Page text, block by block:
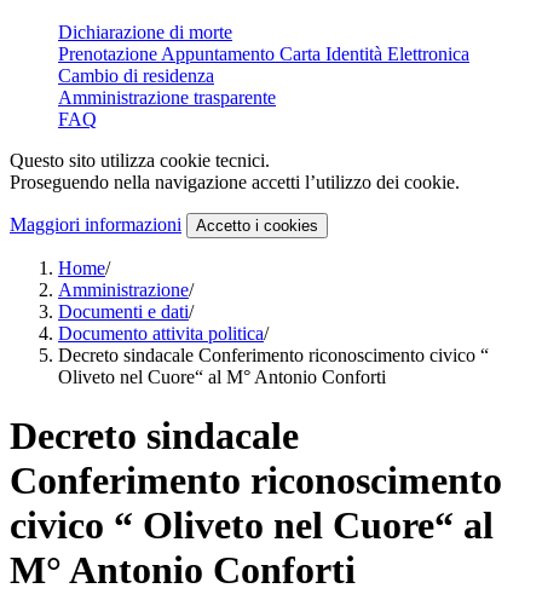
Dichiarazione di morte
Prenotazione Appuntamento Carta Identità Elettronica
Cambio di residenza
Amministrazione trasparente
FAQ
Questo sito utilizza cookie tecnici.
Proseguendo nella navigazione accetti l’utilizzo dei cookie.
Maggiori informazioni Accetto i cookies
Home/
Amministrazione/
Documenti e dati/
Documento attivita politica/
Decreto sindacale Conferimento riconoscimento civico “
Oliveto nel Cuore“ al M° Antonio Conforti
Decreto sindacale
Conferimento riconoscimento
civico “ Oliveto nel Cuore“ al
M° Antonio Conforti